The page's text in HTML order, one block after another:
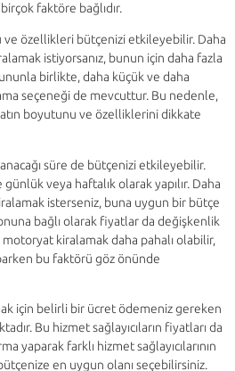
faktöre bağlıdır.
ve özellikleri bütçenizi etkileyebilir. Daha
istiyorsanız, bunun için daha fazla
birlikte, daha küçük ve daha
seçeneği de mevcuttur. Bu nedenle,
boyutunu ve özelliklerini dikkate
süre de bütçenizi etkileyebilir.
veya haftalık olarak yapılır. Daha
isterseniz, buna uygun bir bütçe
bağlı olarak fiyatlar da değişkenlik
kiralamak daha pahalı olabilir,
bu faktörü göz önünde
için belirli bir ücret ödemeniz gereken
Bu hizmet sağlayıcıların fiyatları da
yaparak farklı hizmet sağlayıcılarının
en uygun olanı seçebilirsiniz.